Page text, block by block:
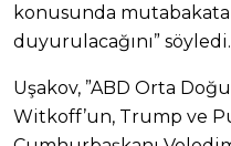
konusunda mutabakata
duyurulacağını” söyledi.
Uşakov, ”ABD Orta
Witkoff’un, Trump ve